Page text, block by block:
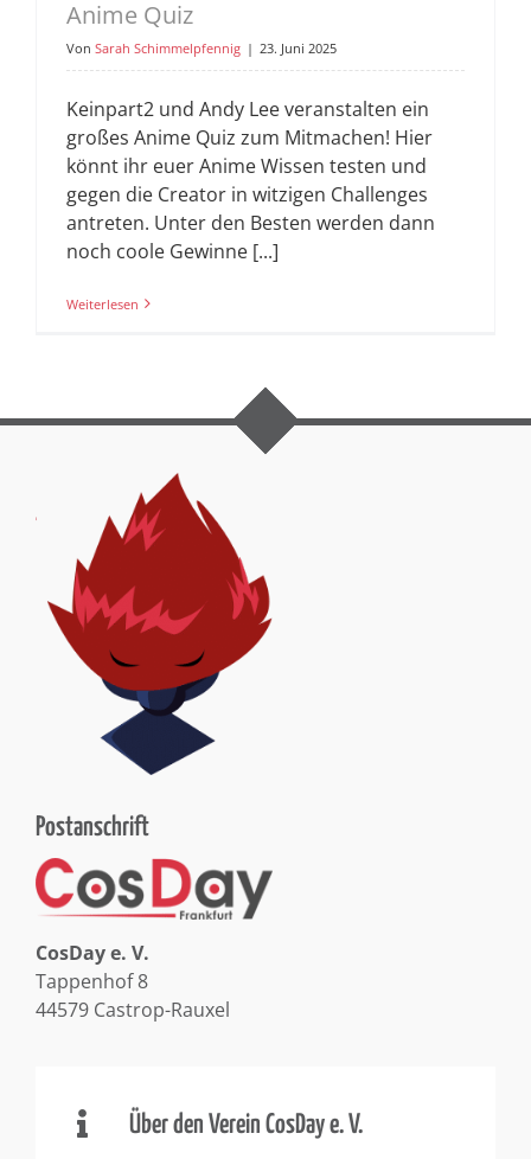
Anime Quiz
Von Sarah Schimmelpfennig | 23. Juni 2025
Keinpart2 und Andy Lee veranstalten ein
großes Anime Quiz zum Mitmachen! Hier
könnt ihr euer Anime Wissen testen und
gegen die Creator in witzigen Challenges
antreten. Unter den Besten werden dann
noch coole Gewinne [...]
Weiterlesen
Postanschrift
CosDay e. V.
Tappenhof 8
44579 Castrop-Rauxel
Über den Verein CosDay e. V.